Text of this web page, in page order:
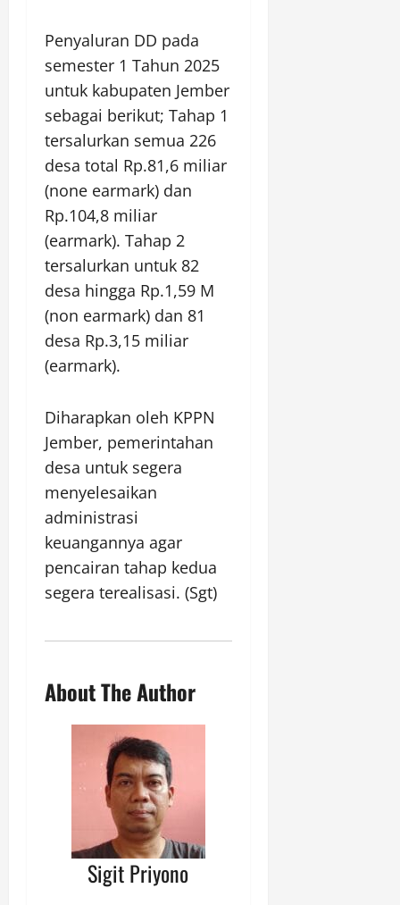
Penyaluran DD pada
semester 1 Tahun 2025
untuk kabupaten Jember
sebagai berikut; Tahap 1
tersalurkan semua 226
desa total Rp.81,6 miliar
(none earmark) dan
Rp.104,8 miliar
(earmark). Tahap 2
tersalurkan untuk 82
desa hingga Rp.1,59 M
(non earmark) dan 81
desa Rp.3,15 miliar
(earmark).
Diharapkan oleh KPPN
Jember, pemerintahan
desa untuk segera
menyelesaikan
administrasi
keuangannya agar
pencairan tahap kedua
segera terealisasi. (Sgt)
About The Author
Sigit Priyono